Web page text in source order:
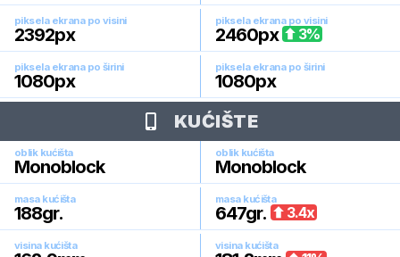
piksela ekrana po visini
2392px
piksela ekrana po visini
2460px 3%
piksela ekrana po širini
1080px
piksela ekrana po širini
1080px
KUĆIŠTE
oblik kućišta
Monoblock
oblik kućišta
Monoblock
masa kućišta
188gr.
masa kućišta
647gr. 3.4x
visina kućišta visina kućišta